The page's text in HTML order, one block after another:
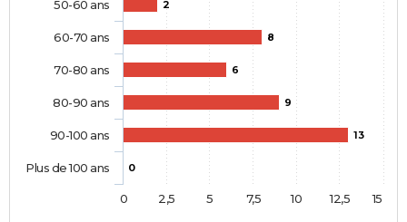
2
8
6
9
13
0
50-60 ans
60-70 ans
70-80 ans
80-90 ans
90-100 ans
Plus de 100 ans
0 2,5 5 7,5 10 12,5 15